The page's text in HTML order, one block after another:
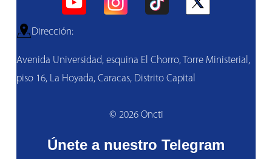
Dirección:
Avenida Universidad, esquina El Chorro, Torre Ministerial,
piso 16, La Hoyada, Caracas, Distrito Capital
© 2026 Oncti
Únete a nuestro Telegram